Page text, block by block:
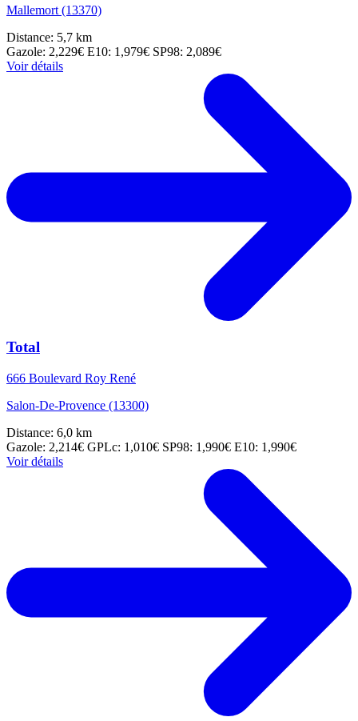
Mallemort (13370)
Distance: 5,7 km
Gazole: 2,229€ E10: 1,979€ SP98: 2,089€
Voir détails
Total
666 Boulevard Roy René
Salon-De-Provence (13300)
Distance: 6,0 km
Gazole: 2,214€ GPLc: 1,010€ SP98: 1,990€ E10: 1,990€
Voir détails